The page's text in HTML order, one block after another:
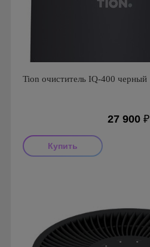
Tion очиститель IQ-400 черный
27 900 ₽